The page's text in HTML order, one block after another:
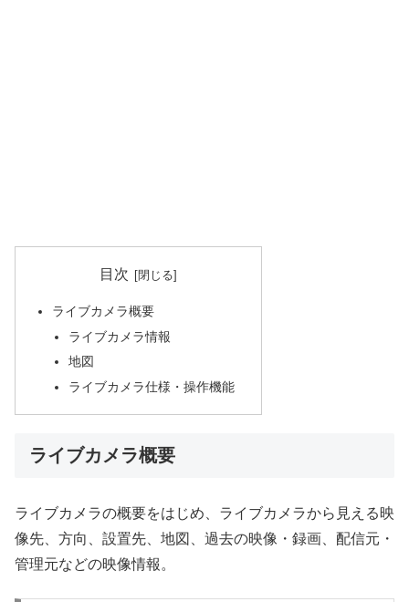
目次
ライブカメラ概要
ライブカメラ情報
地図
ライブカメラ仕様・操作機能
ライブカメラ概要
ライブカメラの概要をはじめ、ライブカメラから見える映
像先、方向、設置先、地図、過去の映像・録画、配信元・
管理元などの映像情報。